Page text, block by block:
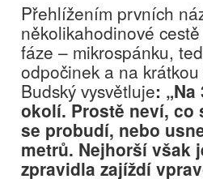
Přehlížením prvních
několikahodinové
fáze – mikrospánku,
odpočinek a na
Budský vysvětluje:
okolí. Prostě neví, co
se probudí, nebo
metrů. Nejhorší však
zpravidla zajíždí